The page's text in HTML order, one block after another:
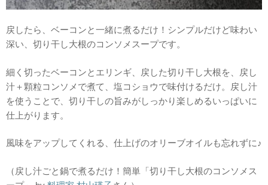
戻したら、ベーコンと一緒に煮るだけ！シンプルだけど味わい
深い、切り干し大根のコンソメスープです。
細く切ったベーコンとエリンギ、戻した切り干し大根を、戻し
汁＋顆粒コンソメで煮て、塩コショウで味付けるだけ。戻し汁
を使うことで、切り干しの旨みがしっかり楽しめるいっぱいに
仕上がります。
風味をアップしてくれる、仕上げのオリーブオイルも忘れずに♪
（戻し汁ごと鍋で煮るだけ！簡単「切り干し大根のコンソメス